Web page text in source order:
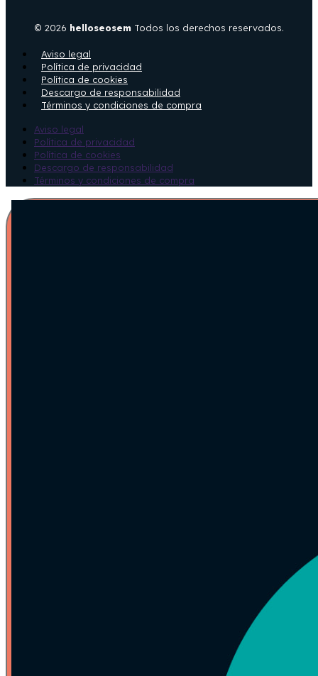
© 2026 helloseosem Todos los derechos reservados.
Aviso legal
Política de privacidad
Política de cookies
Descargo de responsabilidad
Términos y condiciones de compra
Aviso legal
Política de privacidad
Política de cookies
Descargo de responsabilidad
Términos y condiciones de compra